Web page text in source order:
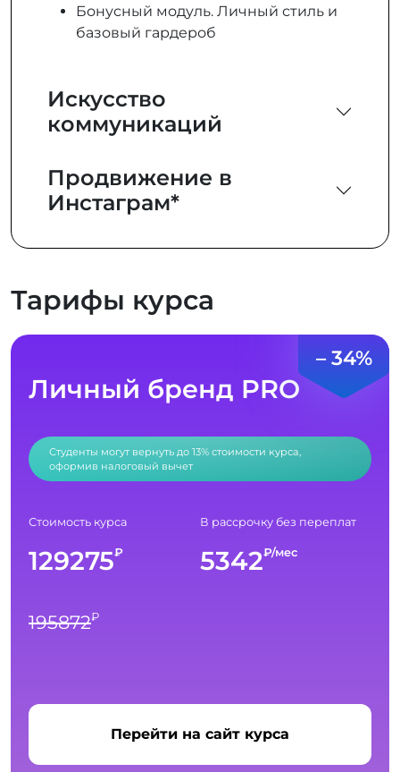
Бонусный модуль. Личный стиль и
базовый гардероб
Искусство
коммуникаций
Продвижение в
Инстаграм*
Тарифы курса
– 34%
Личный бренд PRO
Студенты могут вернуть до 13% стоимости курса,
оформив налоговый вычет
Стоимость курса
129275₽
195872₽
В рассрочку без переплат
5342₽/мес
Перейти на сайт курса